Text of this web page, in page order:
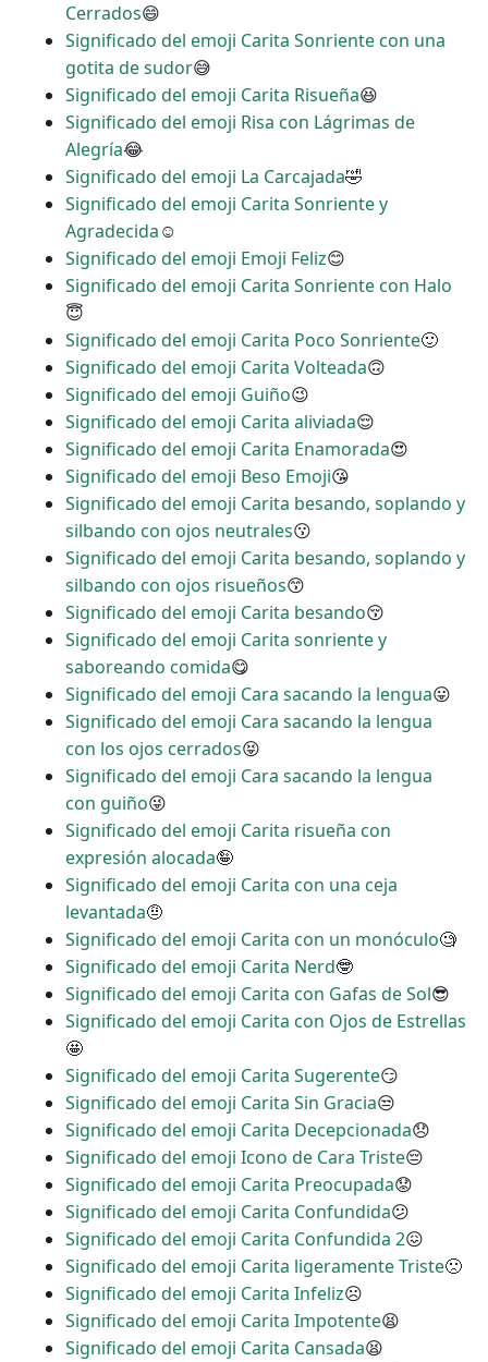
Cerrados😄
Significado del emoji Carita Sonriente con una
gotita de sudor😅
Significado del emoji Carita Risueña😆
Significado del emoji Risa con Lágrimas de
Alegría😂
Significado del emoji La Carcajada🤣
Significado del emoji Carita Sonriente y
Agradecida☺
Significado del emoji Emoji Feliz😊
Significado del emoji Carita Sonriente con Halo
😇
Significado del emoji Carita Poco Sonriente🙂
Significado del emoji Carita Volteada🙃
Significado del emoji Guiño😉
Significado del emoji Carita aliviada😌
Significado del emoji Carita Enamorada😍
Significado del emoji Beso Emoji😘
Significado del emoji Carita besando, soplando y
silbando con ojos neutrales😗
Significado del emoji Carita besando, soplando y
silbando con ojos risueños😙
Significado del emoji Carita besando😚
Significado del emoji Carita sonriente y
saboreando comida😋
Significado del emoji Cara sacando la lengua😛
Significado del emoji Cara sacando la lengua
con los ojos cerrados😝
Significado del emoji Cara sacando la lengua
con guiño😜
Significado del emoji Carita risueña con
expresión alocada🤪
Significado del emoji Carita con una ceja
levantada🤨
Significado del emoji Carita con un monóculo🧐
Significado del emoji Carita Nerd🤓
Significado del emoji Carita con Gafas de Sol😎
Significado del emoji Carita con Ojos de Estrellas
🤩
Significado del emoji Carita Sugerente😏
Significado del emoji Carita Sin Gracia😒
Significado del emoji Carita Decepcionada😞
Significado del emoji Icono de Cara Triste😔
Significado del emoji Carita Preocupada😟
Significado del emoji Carita Confundida😕
Significado del emoji Carita Confundida 2😖
Significado del emoji Carita ligeramente Triste🙁
Significado del emoji Carita Infeliz☹
Significado del emoji Carita Impotente😫
Significado del emoji Carita Cansada😫